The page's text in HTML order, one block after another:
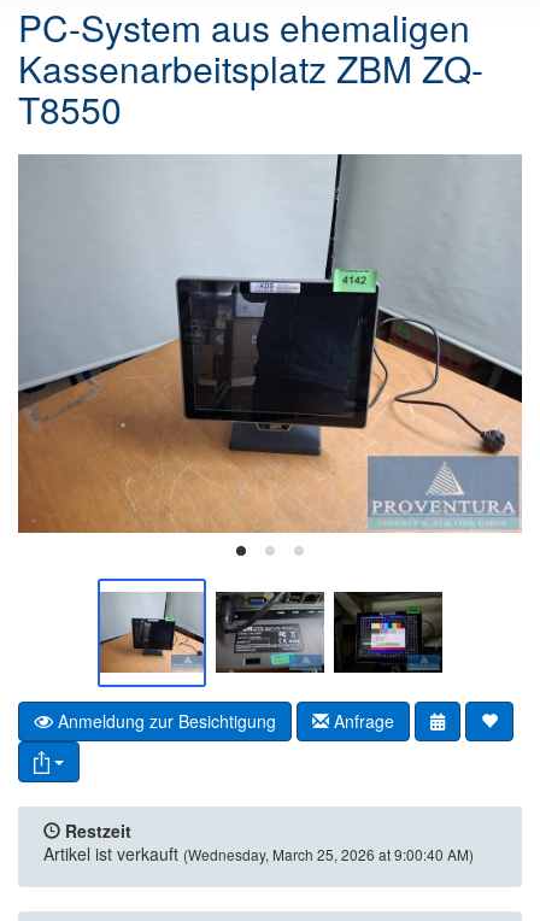
PC-System aus ehemaligen
Kassenarbeitsplatz ZBM ZQ-
T8550
Anmeldung zur Besichtigung Anfrage
Restzeit
Artikel ist verkauft (Wednesday, March 25, 2026 at 9:00:40 AM)